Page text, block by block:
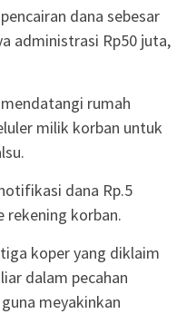
dana sebesar
administrasi Rp50 juta,
rumah
milik korban untuk
dana Rp.5
rekening korban.
koper yang diklaim
dalam pecahan
meyakinkan